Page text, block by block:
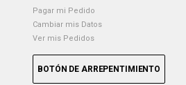
Pagar mi Pedido
Cambiar mis Datos
Ver mis Pedidos
BOTÓN DE ARREPENTIMIENTO